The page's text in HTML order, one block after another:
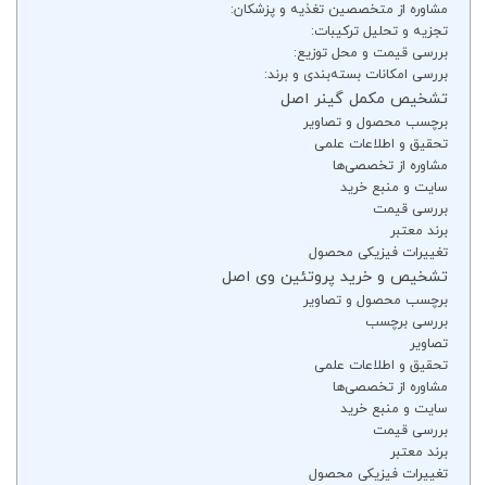
مشاوره از متخصصین تغذیه و پزشکان:
تجزیه و تحلیل ترکیبات:
بررسی قیمت و محل توزیع:
بررسی امکانات بسته‌بندی و برند:
تشخیص مکمل گینر اصل
برچسب محصول و تصاویر
تحقیق و اطلاعات علمی
مشاوره از تخصصی‌ها
سایت و منبع خرید
بررسی قیمت
برند معتبر
تغییرات فیزیکی محصول
تشخیص و خرید پروتئین وی اصل
برچسب محصول و تصاویر
بررسی برچسب
تصاویر
تحقیق و اطلاعات علمی
مشاوره از تخصصی‌ها
سایت و منبع خرید
بررسی قیمت
برند معتبر
تغییرات فیزیکی محصول